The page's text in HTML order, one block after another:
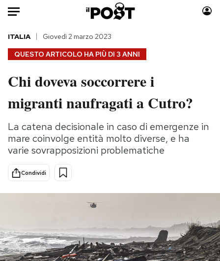
HOME
Italia
Politica
Tecnologia
Internet
Scienza
Cultura
Economia
Moda
Consumismi
Storie/Idee
Ok Boomer!
Media
PODCAST
QUESTO ARTICOLO HA PIÙ DI 3 ANNI
ITALIA Giovedì 2 marzo 2023
Chi doveva soccorrere i
migranti naufragati a Cutro?
La catena decisionale in caso di emergenze in
mare coinvolge entità molto diverse, e ha
varie sovrapposizioni problematiche
Condividi